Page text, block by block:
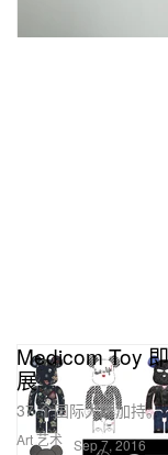
Art 艺术
Medicom Toy
展
37 个国际大牌加持。
Sep 7, 2016